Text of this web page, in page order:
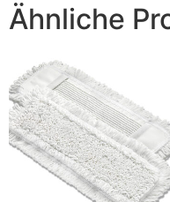
Ähnliche